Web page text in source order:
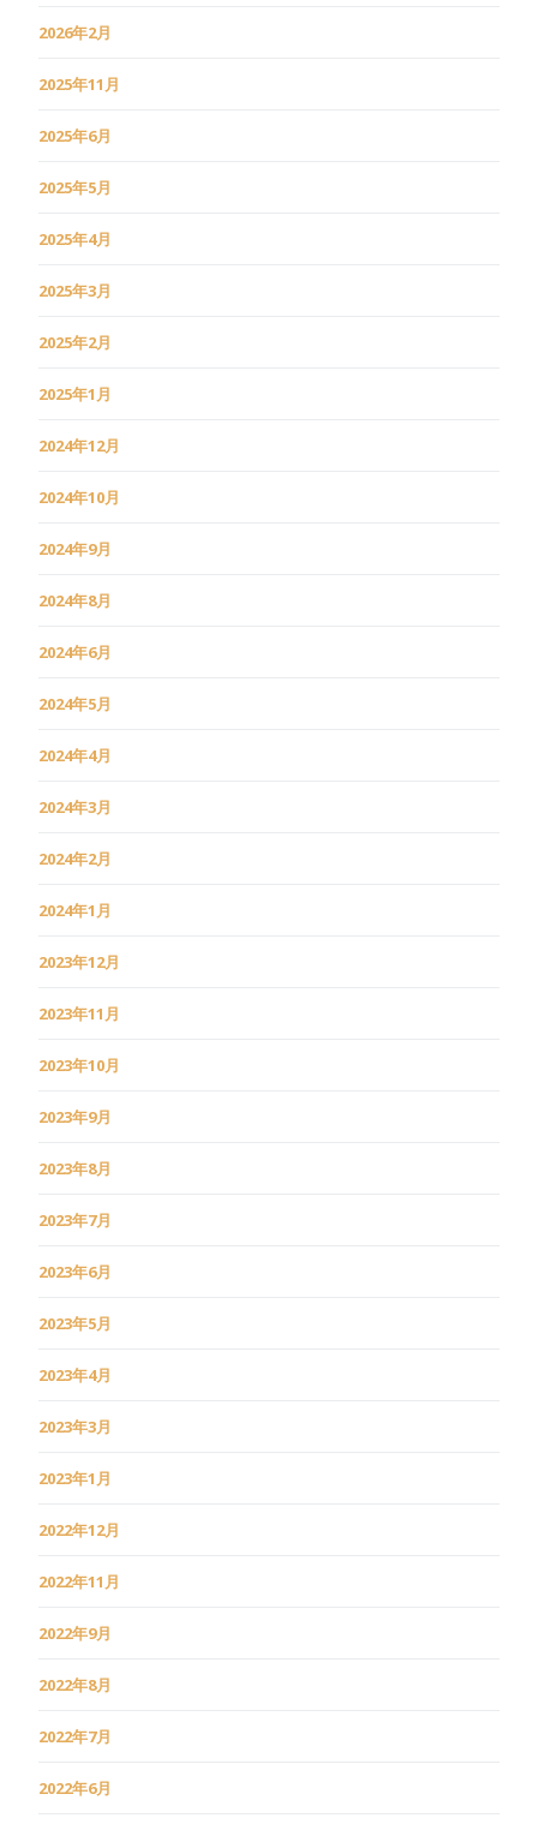
2026年2月
2025年11月
2025年6月
2025年5月
2025年4月
2025年3月
2025年2月
2025年1月
2024年12月
2024年10月
2024年9月
2024年8月
2024年6月
2024年5月
2024年4月
2024年3月
2024年2月
2024年1月
2023年12月
2023年11月
2023年10月
2023年9月
2023年8月
2023年7月
2023年6月
2023年5月
2023年4月
2023年3月
2023年1月
2022年12月
2022年11月
2022年9月
2022年8月
2022年7月
2022年6月